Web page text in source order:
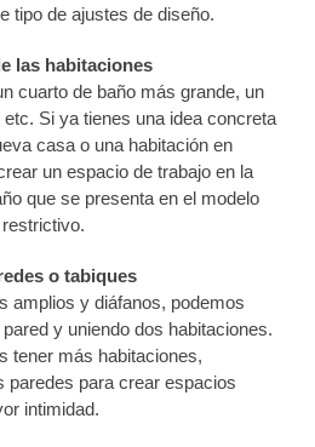
tipo de ajustes de diseño.
las habitaciones
cuarto de baño más grande, un
Si ya tienes una idea concreta
casa o una habitación en
un espacio de trabajo en la
que se presenta en el modelo
o tabiques
amplios y diáfanos, podemos
y uniendo dos habitaciones.
tener más habitaciones,
paredes para crear espacios
intimidad.